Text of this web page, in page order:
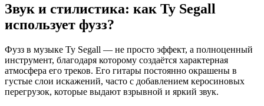
Звук и стилистика: как Ty Segall
использует фузз?
Фузз в музыке Ty Segall — не просто эффект, а полноценный
инструмент, благодаря которому создаётся характерная
атмосфера его треков. Его гитары постоянно окрашены в
густые слои искажений, часто с добавлением керосиновых
перегрузок, которые выдают взрывной и яркий звук.